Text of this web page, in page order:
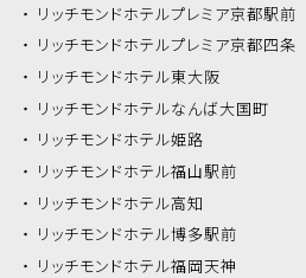
リッチモンドホテルプレミア京都駅前
リッチモンドホテルプレミア京都四条
リッチモンドホテル東大阪
リッチモンドホテルなんば大国町
リッチモンドホテル姫路
リッチモンドホテル福山駅前
リッチモンドホテル高知
リッチモンドホテル博多駅前
リッチモンドホテル福岡天神